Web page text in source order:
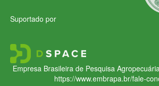
Suportado por
Empresa Brasileira de Pesquisa
https://www.embrapa.br/fale-